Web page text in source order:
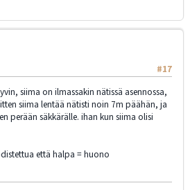
#17
siima on ilmassakin nätissä asennossa,
siima lentää nätisti noin 7m päähän, ja
perään säkkärälle. ihan kun siima olisi
että halpa = huono